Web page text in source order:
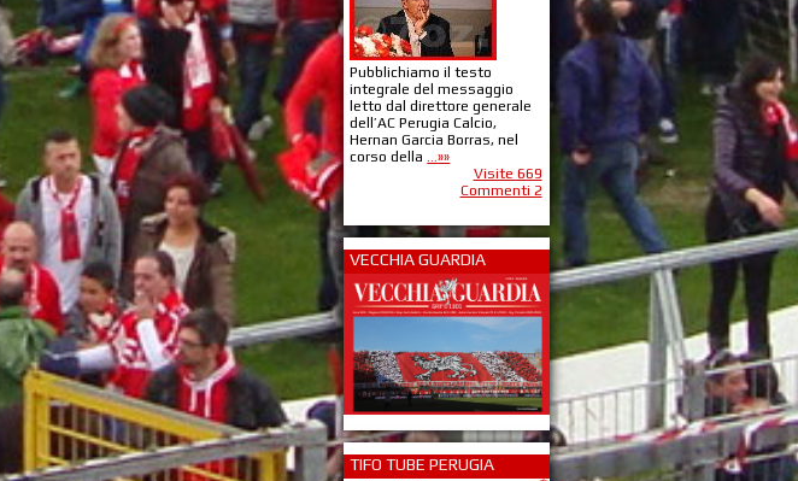
Pubblichiamo il testo
integrale del messaggio
letto dal direttore generale
dell’AC Perugia Calcio,
Hernan Garcia Borras, nel
corso della
...»»
Visite 669
Commenti 2
VECCHIA GUARDIA
TIFO TUBE PERUGIA